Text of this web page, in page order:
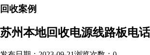
回收案例
苏州本地回收电源线路板电